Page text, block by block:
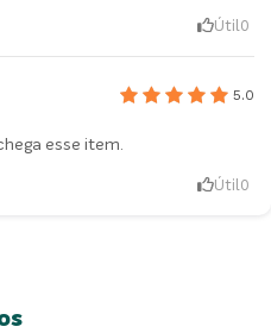
Útil 0
5.0
esse item.
Útil 0